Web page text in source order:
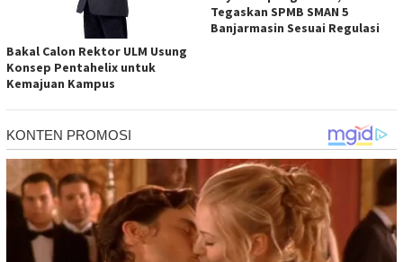
Bakal Calon Rektor ULM Usung
Konsep Pentahelix untuk
Kemajuan Kampus
Tegaskan SPMB SMAN 5
Banjarmasin Sesuai Regulasi